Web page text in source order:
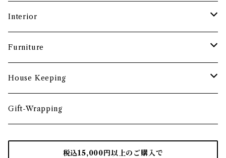
酒器
食卓小物
カトラリー
箸・箸置き
カップ・ソーサー・マグ
茶托・銘々皿
トレイ・コースター
お盆
茶筒
ペントレー
ペーパーツール
文房具収納
遊印
インクパッド
和ろうそく
ポーチ
Interior
バスケット
鏡・ミラー
フック
花器
Furniture
デスク・スツール
本棚・収納棚
House Keeping
たわし
ほうき
Gift-Wrapping
税込15,000円以上のご購入で